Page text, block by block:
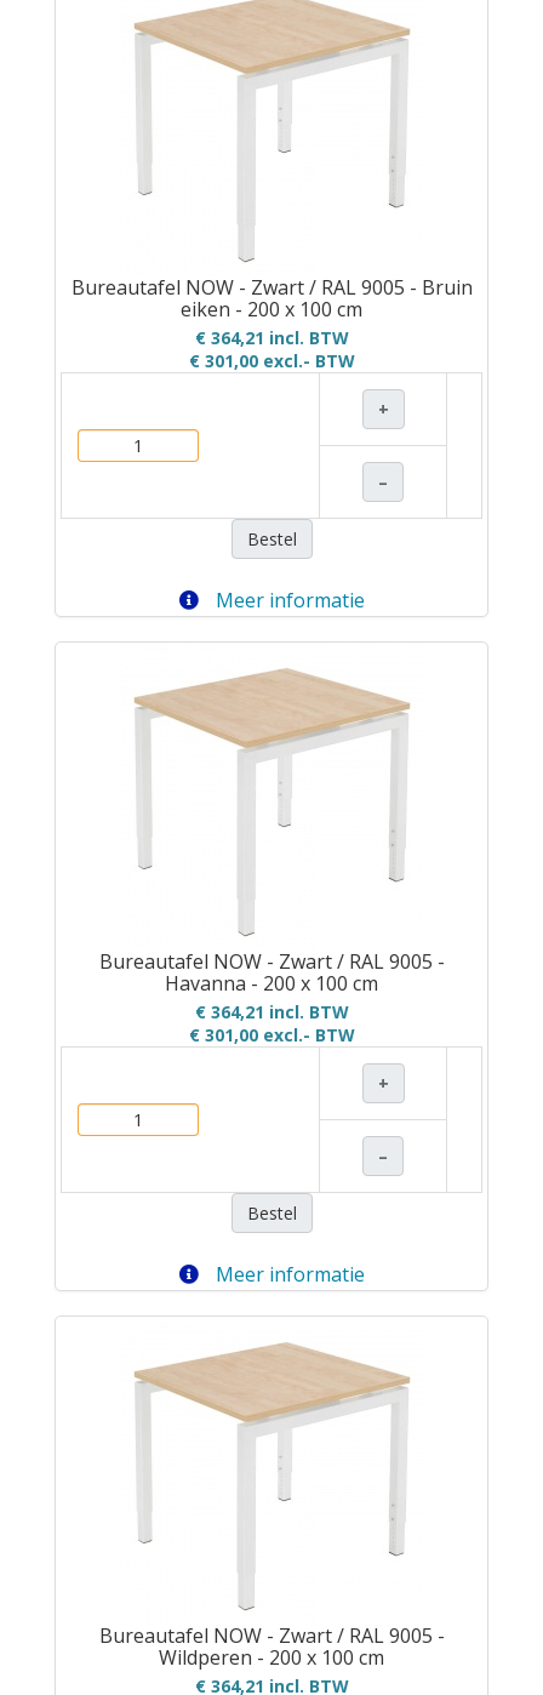
Bureautafel NOW - Zwart / RAL 9005 - Bruin
eiken - 200 x 100 cm
€ 364,21 incl. BTW
€ 301,00excl.- BTW
+
–
Bestel
Meer informatie
Bureautafel NOW - Zwart / RAL 9005 -
Havanna - 200 x 100 cm
€ 364,21 incl. BTW
€ 301,00excl.- BTW
+
–
Bestel
Meer informatie
Bureautafel NOW - Zwart / RAL 9005 -
Wildperen - 200 x 100 cm
€ 364,21 incl. BTW